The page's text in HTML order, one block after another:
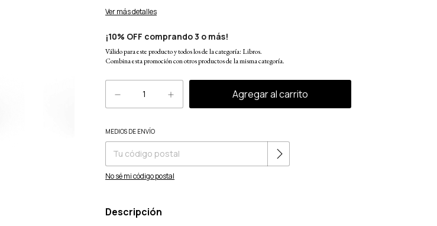
Ver más detalles
¡10% OFF comprando 3 o más!
Válido para este producto y todos los de la categoría: Libros.
Combina esta promoción con otros productos de la misma categoría.
Entregas para el CP:
MEDIOS DE ENVÍO
No sé mi código postal
Descripción